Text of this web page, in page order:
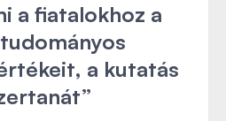
a fiatalokhoz a
a kutatás